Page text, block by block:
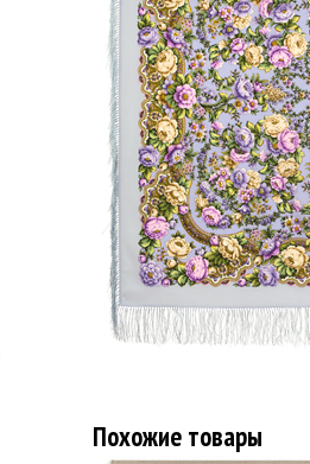
Похожие товары